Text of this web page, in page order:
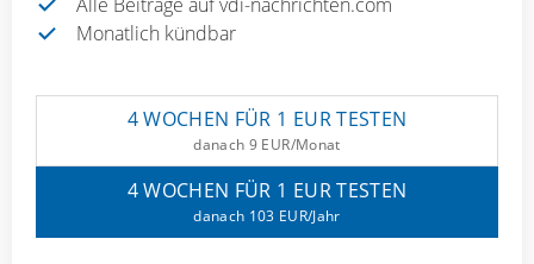
Monatlich kündbar
4 WOCHEN FÜR 1 EUR TESTEN
danach 9 EUR/Monat
4 WOCHEN FÜR 1 EUR TESTEN
danach 103 EUR/Jahr